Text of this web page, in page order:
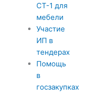
СТ-1 для
мебели
Участие
ИП в
тендерах
Помощь
в
госзакупках